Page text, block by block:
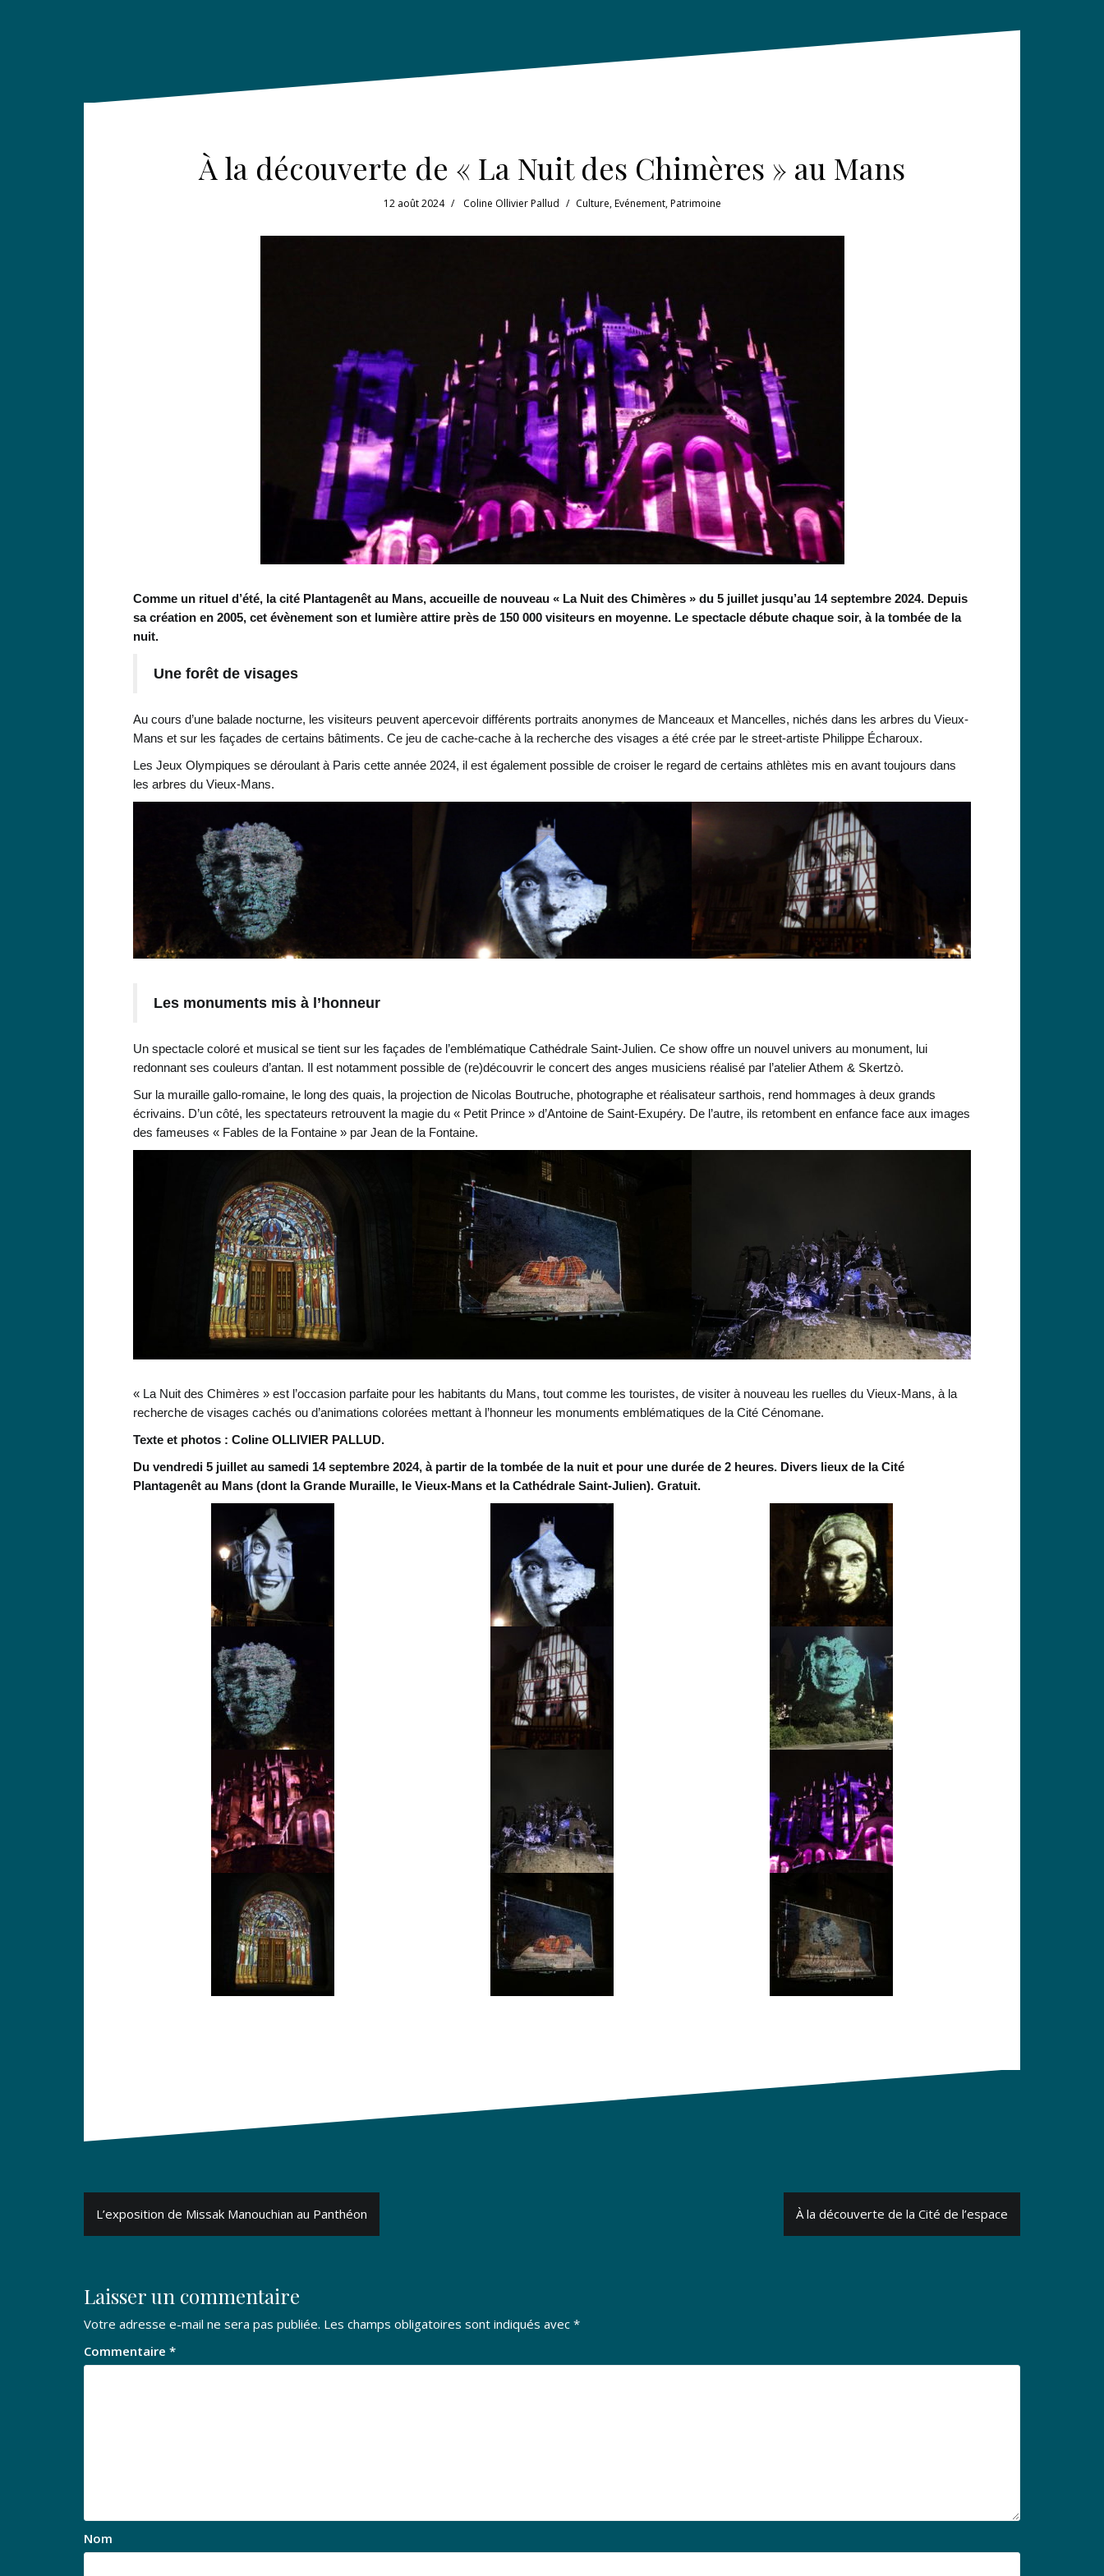
À la découverte de « La Nuit des Chimères » au Mans
12 août 2024 Coline Ollivier Pallud Culture,Evénement,Patrimoine
Comme un rituel d’été, la cité Plantagenêt au Mans, accueille de nouveau « La Nuit des Chimères » du 5 juillet jusqu’au 14 septembre 2024. Depuis
sa création en 2005, cet évènement son et lumière attire près de 150 000 visiteurs en moyenne. Le spectacle débute chaque soir, à la tombée de la
nuit.
Une forêt de visages
Au cours d’une balade nocturne, les visiteurs peuvent apercevoir différents portraits anonymes de Manceaux et Mancelles, nichés dans les arbres du Vieux-
Mans et sur les façades de certains bâtiments. Ce jeu de cache-cache à la recherche des visages a été crée par le street-artiste Philippe Écharoux.
Les Jeux Olympiques se déroulant à Paris cette année 2024, il est également possible de croiser le regard de certains athlètes mis en avant toujours dans
les arbres du Vieux-Mans.
Les monuments mis à l’honneur
Un spectacle coloré et musical se tient sur les façades de l’emblématique Cathédrale Saint-Julien. Ce show offre un nouvel univers au monument, lui
redonnant ses couleurs d’antan. Il est notamment possible de (re)découvrir le concert des anges musiciens réalisé par l’atelier Athem & Skertzò.
Sur la muraille gallo-romaine, le long des quais, la projection de Nicolas Boutruche, photographe et réalisateur sarthois, rend hommages à deux grands
écrivains. D’un côté, les spectateurs retrouvent la magie du « Petit Prince » d’Antoine de Saint-Exupéry. De l’autre, ils retombent en enfance face aux images
des fameuses « Fables de la Fontaine » par Jean de la Fontaine.
« La Nuit des Chimères » est l’occasion parfaite pour les habitants du Mans, tout comme les touristes, de visiter à nouveau les ruelles du Vieux-Mans, à la
recherche de visages cachés ou d’animations colorées mettant à l’honneur les monuments emblématiques de la Cité Cénomane.
Texte et photos : Coline OLLIVIER PALLUD.
Du vendredi 5 juillet au samedi 14 septembre 2024, à partir de la tombée de la nuit et pour une durée de 2 heures. Divers lieux de la Cité
Plantagenêt au Mans (dont la Grande Muraille, le Vieux-Mans et la Cathédrale Saint-Julien). Gratuit.
Navigation
de
L’exposition de Missak Manouchian au Panthéon À la découverte de la Cité de l’espace
Laisser un commentaire
Votre adresse e-mail ne sera pas publiée. Les champs obligatoires sont indiqués avec *
Commentaire *
Nom